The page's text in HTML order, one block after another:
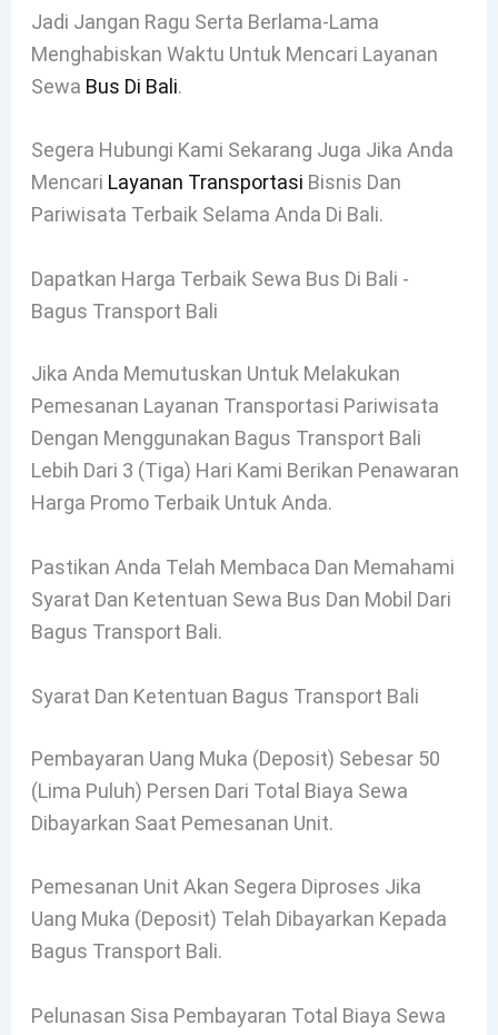
Jadi Jangan Ragu Serta Berlama-Lama
Menghabiskan Waktu Untuk Mencari Layanan
Sewa Bus Di Bali.
Segera Hubungi Kami Sekarang Juga Jika Anda
Mencari Layanan Transportasi Bisnis Dan
Pariwisata Terbaik Selama Anda Di Bali.
Dapatkan Harga Terbaik Sewa Bus Di Bali -
Bagus Transport Bali
Jika Anda Memutuskan Untuk Melakukan
Pemesanan Layanan Transportasi Pariwisata
Dengan Menggunakan Bagus Transport Bali
Lebih Dari 3 (tiga) Hari Kami Berikan Penawaran
Harga Promo Terbaik Untuk Anda.
Pastikan Anda Telah Membaca Dan Memahami
Syarat Dan Ketentuan Sewa Bus Dan Mobil Dari
Bagus Transport Bali.
Syarat Dan Ketentuan Bagus Transport Bali
Pembayaran Uang Muka (deposit) Sebesar 50
(lima Puluh) Persen Dari Total Biaya Sewa
Dibayarkan Saat Pemesanan Unit.
Pemesanan Unit Akan Segera Diproses Jika
Uang Muka (deposit) Telah Dibayarkan Kepada
Bagus Transport Bali.
Pelunasan Sisa Pembayaran Total Biaya Sewa